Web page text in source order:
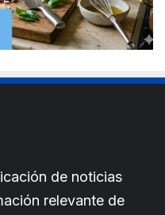
de noticias
relevante de